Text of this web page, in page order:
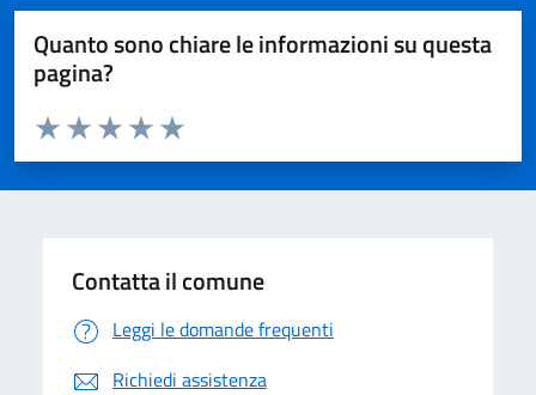
Quanto sono chiare le informazioni su questa
pagina?
Domanda
Valuta da 1 a 5 stelle la pagina
Valuta 5 stelle su 5
Valuta 4 stelle su 5
Valuta 3 stelle su 5
Valuta 2 stelle su 5
Valuta 1 stelle su 5
Contatta il comune
Leggi le domande frequenti
Richiedi assistenza